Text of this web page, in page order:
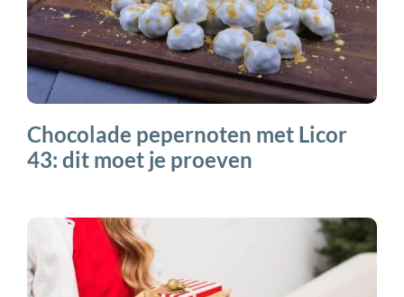
Chocolade pepernoten met Licor
43: dit moet je proeven